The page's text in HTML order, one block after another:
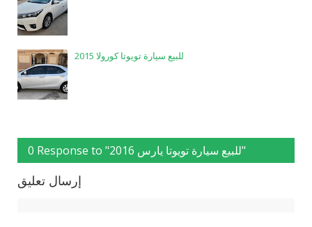
للبيع سيارة تويوتا كورولا 2015
0 Response to "للبيع سيارة تويوتا يارس 2016"
إرسال تعليق